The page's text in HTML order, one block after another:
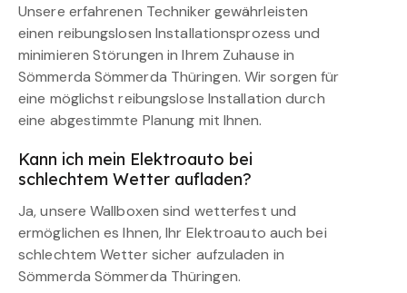
Unsere erfahrenen Techniker gewährleisten
einen reibungslosen Installationsprozess und
minimieren Störungen in Ihrem Zuhause in
Sömmerda Sömmerda Thüringen. Wir sorgen für
eine möglichst reibungslose Installation durch
eine abgestimmte Planung mit Ihnen.
Kann ich mein Elektroauto bei
schlechtem Wetter aufladen?
Ja, unsere Wallboxen sind wetterfest und
ermöglichen es Ihnen, Ihr Elektroauto auch bei
schlechtem Wetter sicher aufzuladen in
Sömmerda Sömmerda Thüringen.